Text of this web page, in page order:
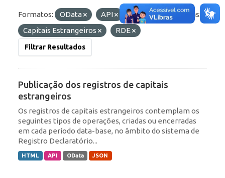
Formatos: OData API HTML
Etiquetas:
Capitais Estrangeiros
RDE
Filtrar Resultados
Publicação dos registros de capitais
estrangeiros
Os registros de capitais estrangeiros contemplam os
seguintes tipos de operações, criadas ou encerradas
em cada período data-base, no âmbito do sistema de
Registro Declaratório...
HTML API OData JSON